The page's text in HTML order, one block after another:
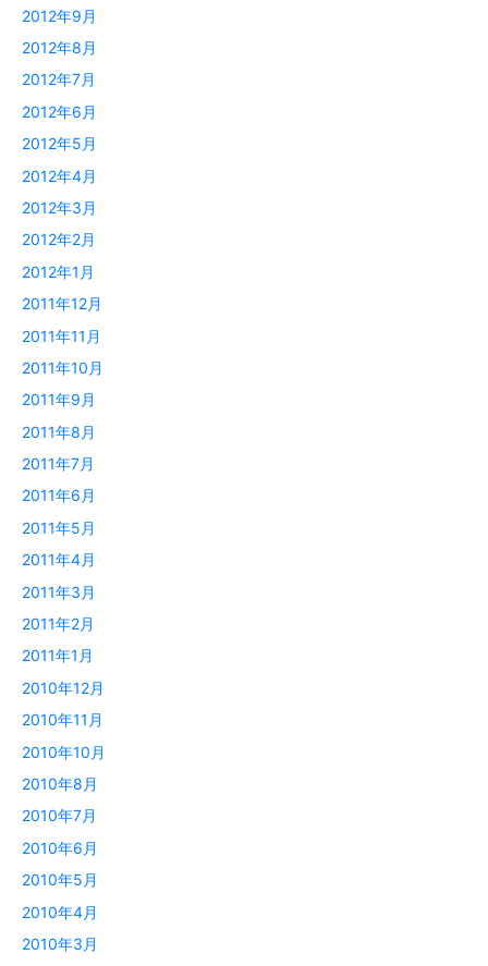
2012年9月
2012年8月
2012年7月
2012年6月
2012年5月
2012年4月
2012年3月
2012年2月
2012年1月
2011年12月
2011年11月
2011年10月
2011年9月
2011年8月
2011年7月
2011年6月
2011年5月
2011年4月
2011年3月
2011年2月
2011年1月
2010年12月
2010年11月
2010年10月
2010年8月
2010年7月
2010年6月
2010年5月
2010年4月
2010年3月